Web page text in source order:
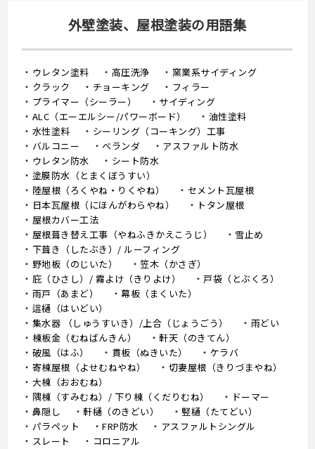
外壁塗装、屋根塗装の用語集
ウレタン塗料 高圧洗浄
窯業系サイディング
クラック
チョーキング
フィラー
プライマー（シーラー）
サイディング
ALC（エーエルシー/パワーボード）
油性塗料
水性塗料
シーリング（コーキング）工事
バルコニー
ベランダ
アスファルト防水
ウレタン防水
シート防水
塗膜防水（とまくぼうすい）
陸屋根（ろくやね・りくやね）
セメント瓦屋根
日本瓦屋根（にほんがわらやね）
トタン屋根
屋根カバー工法
屋根葺き替え工事（やねふきかえこうじ）
雪止め
下葺き（したぶき）/ ルーフィング
野地板（のじいた）
笠木（かさぎ）
庇（ひさし）/ 霧よけ（きりよけ）
戸袋（とぶくろ）
雨戸（あまど）
幕板（まくいた）
這樋（はいどい）
集水器 （しゅうすいき）/上合（じょうごう）
雨どい
棟板金（むねばんきん）
軒天（のきてん）
破風（はふ）
貫板（ぬきいた）
ケラバ
寄棟屋根（よせむねやね）
切妻屋根（きりづまやね）
大棟（おおむね）
隅棟（すみむね）/ 下り棟（くだりむね）
ドーマー
鼻隠し
軒樋（のきどい）
竪樋（たてどい）
パラペット
FRP防水
アスファルトシングル
スレート
コロニアル